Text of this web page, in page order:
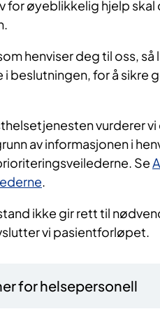
for øyeblikkelig hjelp
henviser deg til oss,
beslutningen, for å sikre
vurderer
av informasjonen i
Se
.
ikke gir rett til
vi pasientforløpet.
for helsepersonell